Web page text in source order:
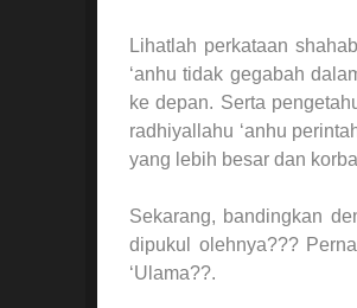
Lihatlah perkataan
‘anhu tidak gegabah
ke depan. Serta
radhiyallahu ‘anhu
yang lebih besar dan
Sekarang, bandingkan
dipukul olehnya???
‘Ulama??.